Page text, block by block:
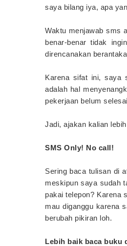
saya bilang iya, apa
Waktu menjawab sms
benar-benar tidak
direncanakan
Karena sifat ini, saya
adalah hal
pekerjaan belum
Jadi, ajakan kalian
SMS Only! No call!
Sering baca tulisan di
meskipun saya sudah
pakai telepon? Karena
mau diganggu karena
berubah pikiran loh.
Lebih baik baca buku